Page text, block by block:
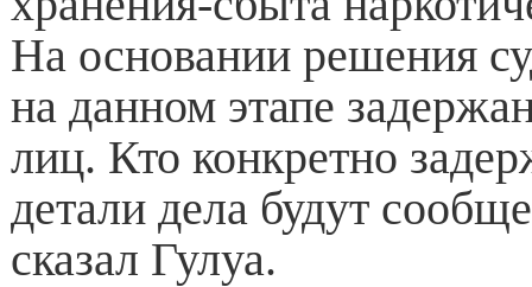
На основании решения
на данном этапе
лиц. Кто конкретно
детали дела будут
сказал Гулуа.